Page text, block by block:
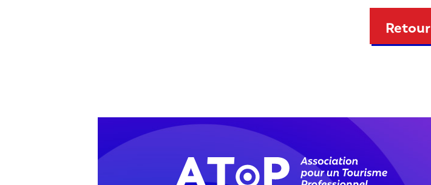
Retour